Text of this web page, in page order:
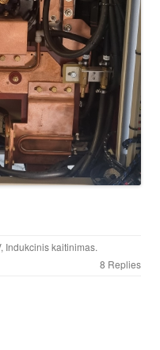
, Indukcinis kaitinimas.
8 Replies